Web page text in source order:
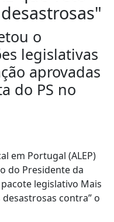
o
legislativas
aprovadas
do PS no
em Portugal (ALEP)
do Presidente da
legislativo Mais
contra” o